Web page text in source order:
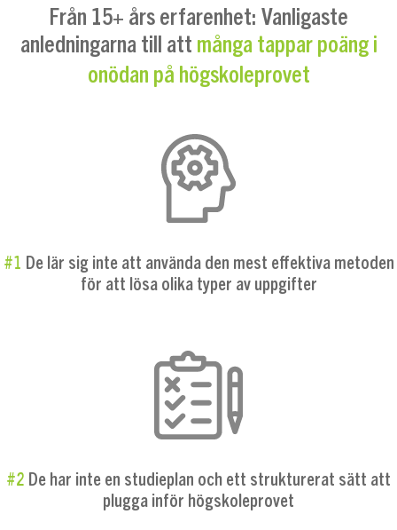
Från 15+ års erfarenhet: Vanligaste
anledningarna till att många tappar poäng i
onödan på högskoleprovet
#1 De lär sig inte att använda den mest effektiva metoden
för att lösa olika typer av uppgifter
#2 De har inte en studieplan och ett strukturerat sätt att
plugga inför högskoleprovet